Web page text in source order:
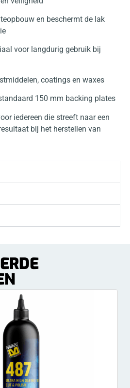
en beschermt de lak
voor langdurig gebruik bij
coatings en waxes
150 mm backing plates
iedereen die streeft naar een
bij het herstellen van